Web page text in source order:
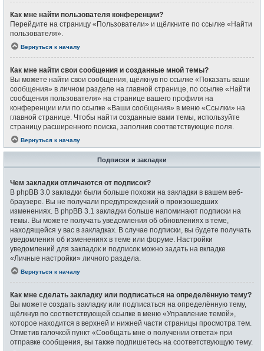
Как мне найти пользователя конференции?
Перейдите на страницу «Пользователи» и щёлкните по ссылке «Найти
пользователя».
Вернуться к началу
Как мне найти свои сообщения и созданные мной темы?
Вы можете найти свои сообщения, щёлкнув по ссылке «Показать ваши
сообщения» в личном разделе на главной странице, по ссылке «Найти
сообщения пользователя» на странице вашего профиля на
конференции или по ссылке «Ваши сообщения» в меню «Ссылки» на
главной странице. Чтобы найти созданные вами темы, используйте
страницу расширенного поиска, заполнив соответствующие поля.
Вернуться к началу
Подписки и закладки
Чем закладки отличаются от подписок?
В phpBB 3.0 закладки были больше похожи на закладки в вашем веб-
браузере. Вы не получали предупреждений о произошедших
изменениях. В phpBB 3.1 закладки больше напоминают подписки на
темы. Вы можете получать уведомления об обновлениях в теме,
находящейся у вас в закладках. В случае подписки, вы будете получать
уведомления об изменениях в теме или форуме. Настройки
уведомлений для закладок и подписок можно задать на вкладке
«Личные настройки» личного раздела.
Вернуться к началу
Как мне сделать закладку или подписаться на определённую тему?
Вы можете создать закладку или подписаться на определённую тему,
щёлкнув по соответствующей ссылке в меню «Управление темой»,
которое находится в верхней и нижней части страницы просмотра тем.
Отметив галочкой пункт «Сообщать мне о получении ответа» при
отправке сообщения, вы также подпишетесь на соответствующую тему.